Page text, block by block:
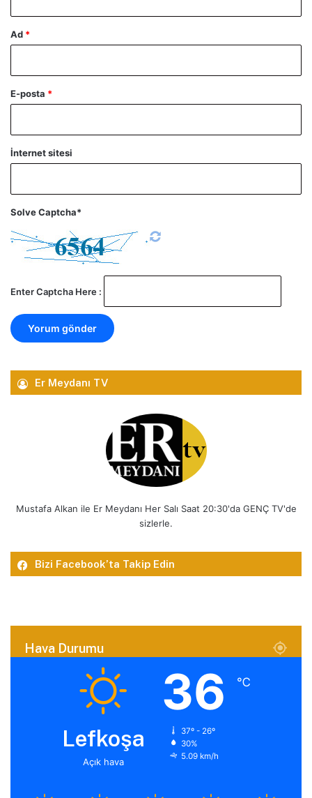
Ad *
E-posta *
İnternet sitesi
Solve Captcha*
Enter Captcha Here :
Er Meydanı TV
Mustafa Alkan ile Er Meydanı Her Salı Saat 20:30'da GENÇ TV'de
sizlerle.
Bizi Facebook’ta Takip Edin
Hava Durumu
Lefkoşa
Açık hava
36 ℃
37º - 26º
30%
5.09 km/h